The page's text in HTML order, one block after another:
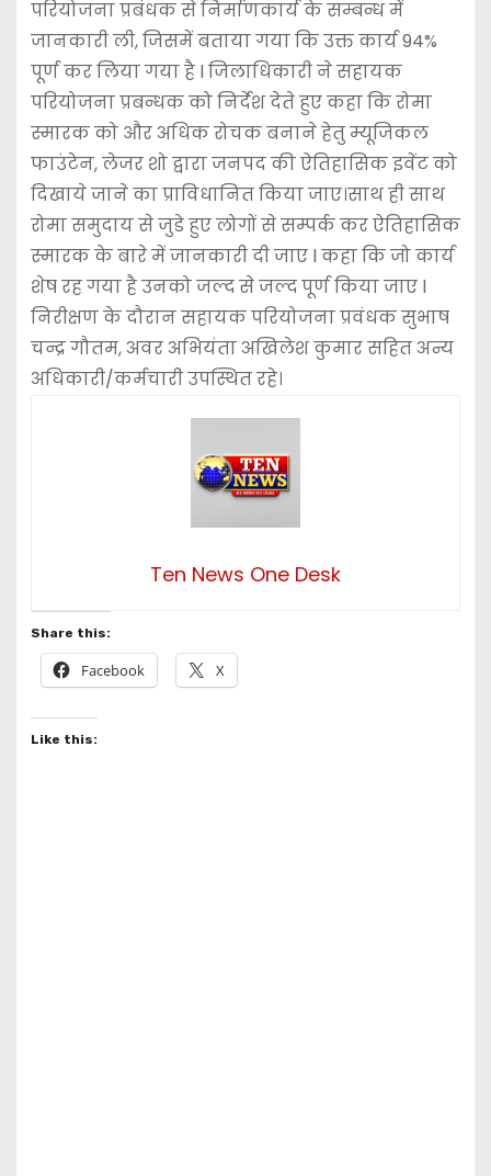
परियोजना प्रबंधक से निर्माणकार्य के सम्बन्ध में
जानकारी ली, जिसमें बताया गया कि उक्त कार्य 94%
पूर्ण कर लिया गया है l जिलाधिकारी ने सहायक
परियोजना प्रबन्धक को निर्देश देते हुए कहा कि रोमा
स्मारक को और अधिक रोचक बनाने हेतु म्यूजिकल
फाउंटेन, लेजर शो द्वारा जनपद की ऐतिहासिक इवेंट को
दिखाये जाने का प्राविधानित किया जाए।साथ ही साथ
रोमा समुदाय से जुडे हुए लोगों से सम्पर्क कर ऐतिहासिक
स्मारक के बारे में जानकारी दी जाए l कहा कि जो कार्य
शेष रह गया है उनको जल्द से जल्द पूर्ण किया जाए l
निरीक्षण के दौरान सहायक परियोजना प्रवंधक सुभाष
चन्द्र गौतम, अवर अभियंता अखिलेश कुमार सहित अन्य
अधिकारी/कर्मचारी उपस्थित रहे।
Ten News One Desk
Share this:
Facebook X
Like this: